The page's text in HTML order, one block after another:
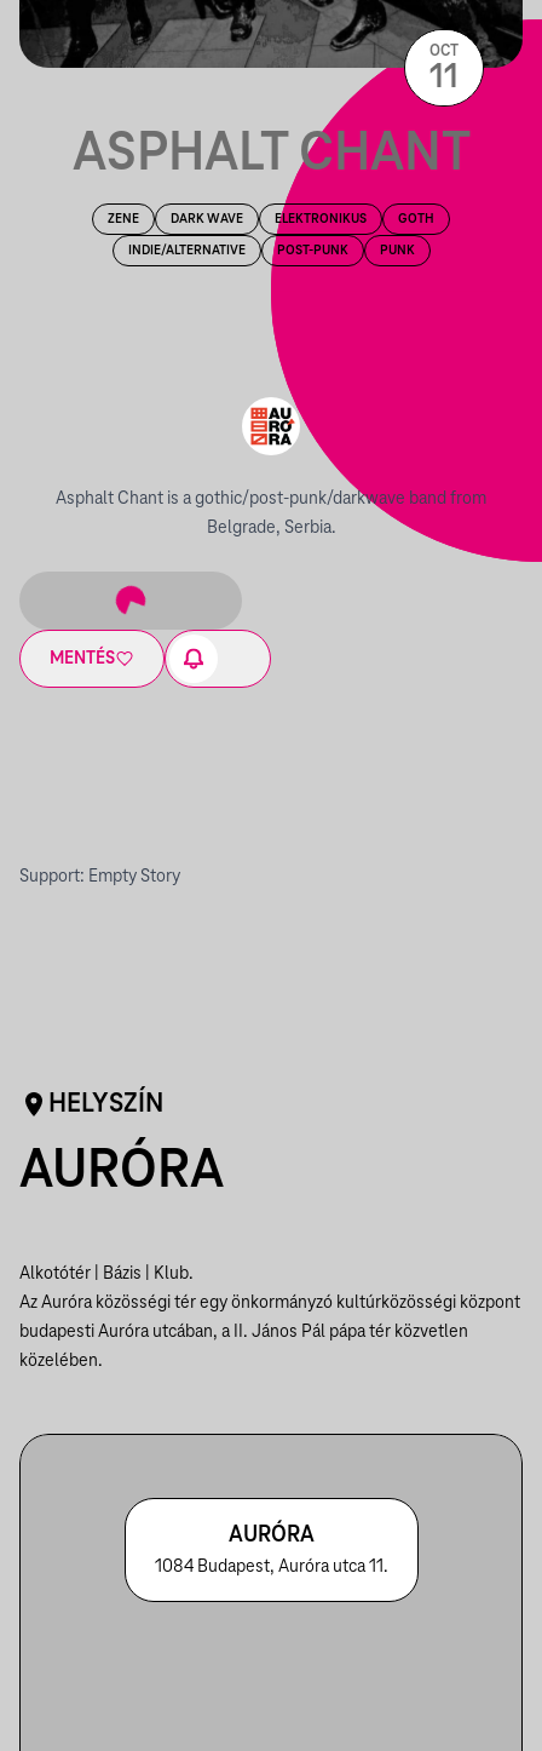
ASPHALT CHANT
ZENE DARK WAVE ELEKTRONIKUS GOTH
INDIE/ALTERNATIVE POST-PUNK PUNK
Asphalt Chant is a gothic/post-punk/darkwave band from
Belgrade, Serbia.
MENTÉS
OCT
11
Support: Empty Story
HELYSZÍN
AURÓRA
Alkotótér | Bázis | Klub.
Az Auróra közösségi tér egy önkormányzó kultúrközösségi központ
budapesti Auróra utcában, a II. János Pál pápa tér közvetlen
közelében.
AURÓRA
1084 Budapest, Auróra utca 11.